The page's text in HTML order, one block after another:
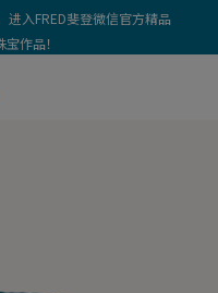
入FRED斐登微信官方精品
作品！